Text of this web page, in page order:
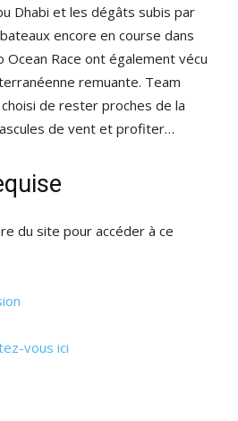
Dhabi et les dégâts subis par
encore en course dans
Race ont également vécu
remuante. Team
de rester proches de la
de vent et profiter…
du site pour accéder à ce
vous ici